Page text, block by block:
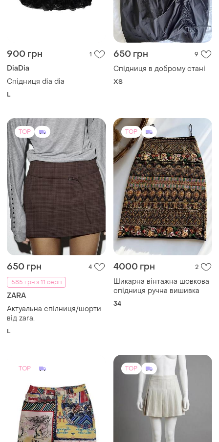
900 грн 1
DiaDia
Спідниця dia dia
L
650 грн 9
Спідниця в доброму стані
ХS
TOP
650 грн
4
585 грн з 11 серп
ZARA
Актуальна спілниця/шорти
від zara.
L
TOP
4000 грн 2
Шикарна вінтажна шовкова
спідниця ручна вишивка
34
TOP TOP